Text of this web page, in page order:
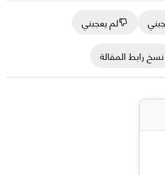
لم يعجبني
نسخ رابط المقالة